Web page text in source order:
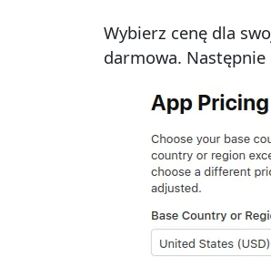
Wybierz cenę dla
darmowa.